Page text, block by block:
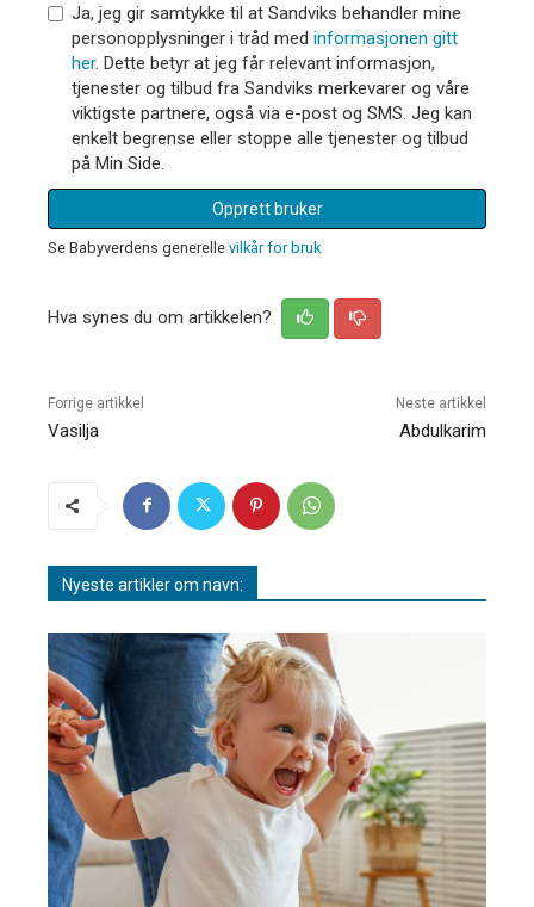
Ja, jeg gir samtykke til at Sandviks behandler mine
personopplysninger i tråd med informasjonen gitt
her. Dette betyr at jeg får relevant informasjon,
tjenester og tilbud fra Sandviks merkevarer og våre
viktigste partnere, også via e-post og SMS. Jeg kan
enkelt begrense eller stoppe alle tjenester og tilbud
på Min Side.
Opprett bruker
Se Babyverdens generelle vilkår for bruk
Hva synes du om artikkelen?
Forrige artikkel
Vasilja
Neste artikkel
Abdulkarim
Nyeste artikler om navn: